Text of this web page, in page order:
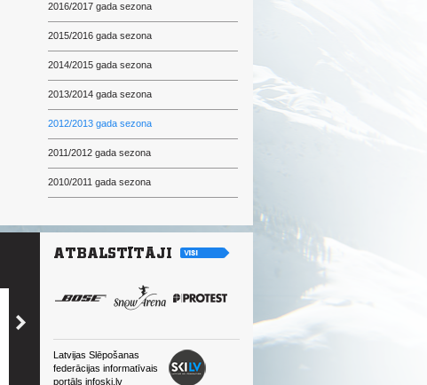
2016/2017 gada sezona
2015/2016 gada sezona
2014/2015 gada sezona
2013/2014 gada sezona
2012/2013 gada sezona
2011/2012 gada sezona
2010/2011 gada sezona
Latvijas Slēpošanas
federācijas informatīvais
portāls infoski.lv